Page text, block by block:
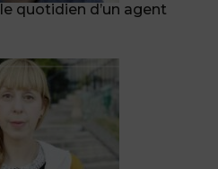
quotidien d’un agent